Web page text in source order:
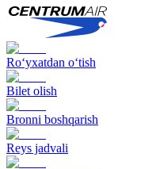
Ro‘yxatdan o‘tish
Bilet olish
Bronni boshqarish
Reys jadvali